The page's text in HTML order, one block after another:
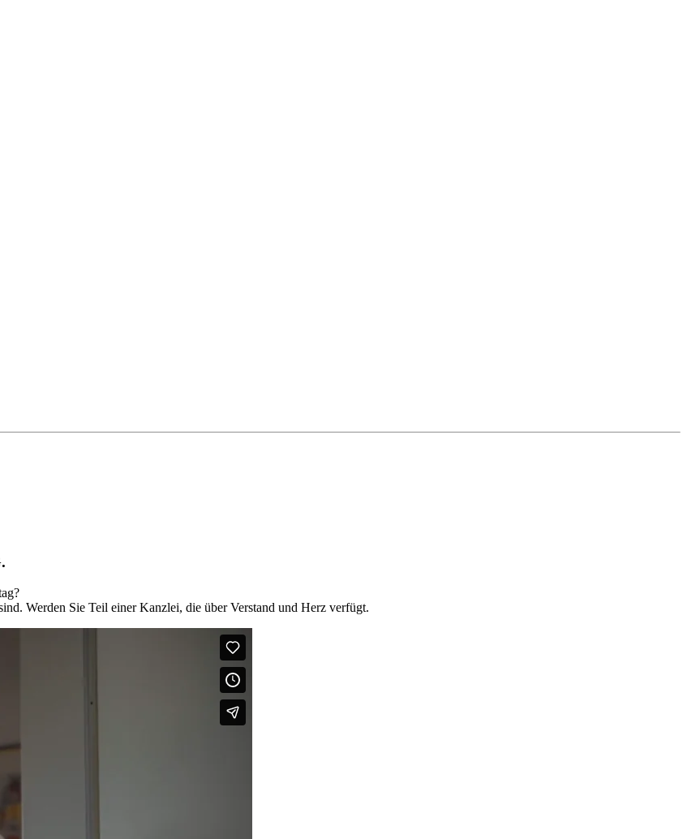
Werden Sie Teil einer Kanzlei, die über Verstand und Herz verfügt.